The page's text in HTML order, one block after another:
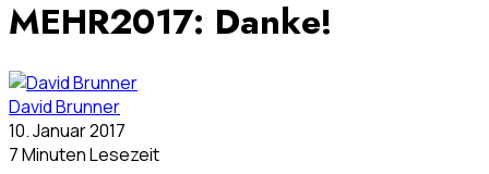
MEHR2017: Danke!
David Brunner
10. Januar 2017
7 Minuten Lesezeit